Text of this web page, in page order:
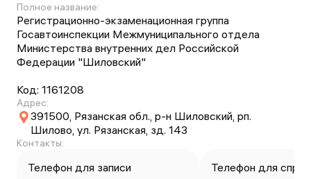
Полное название:
Регистрационно-экзаменационная группа
Госавтоинспекции Межмуниципального отдела
Министерства внутренних дел Российской
Федерации "Шиловский"
Код: 1161208
Адрес:
391500, Рязанская обл., р-н Шиловский, рп.
Шилово, ул. Рязанская, зд. 143
Контакты:
Телефон для записи Телефон для